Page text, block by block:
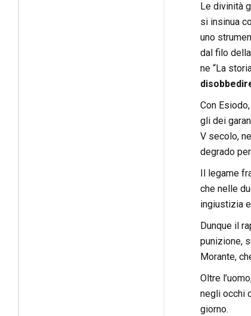
Le divinità
si insinua
uno
dal filo
ne “La
Con
gli dei
V secolo,
degrado
Il legame
che nelle
ingiustizia
Dunque il
punizione,
Morante,
Oltre
negli occhi
giorno.